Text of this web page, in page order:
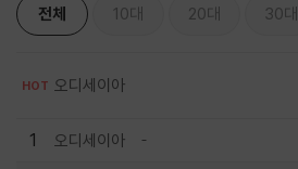
전체 10대 20대 30대
HOT 오디세이아
1 오디세이아